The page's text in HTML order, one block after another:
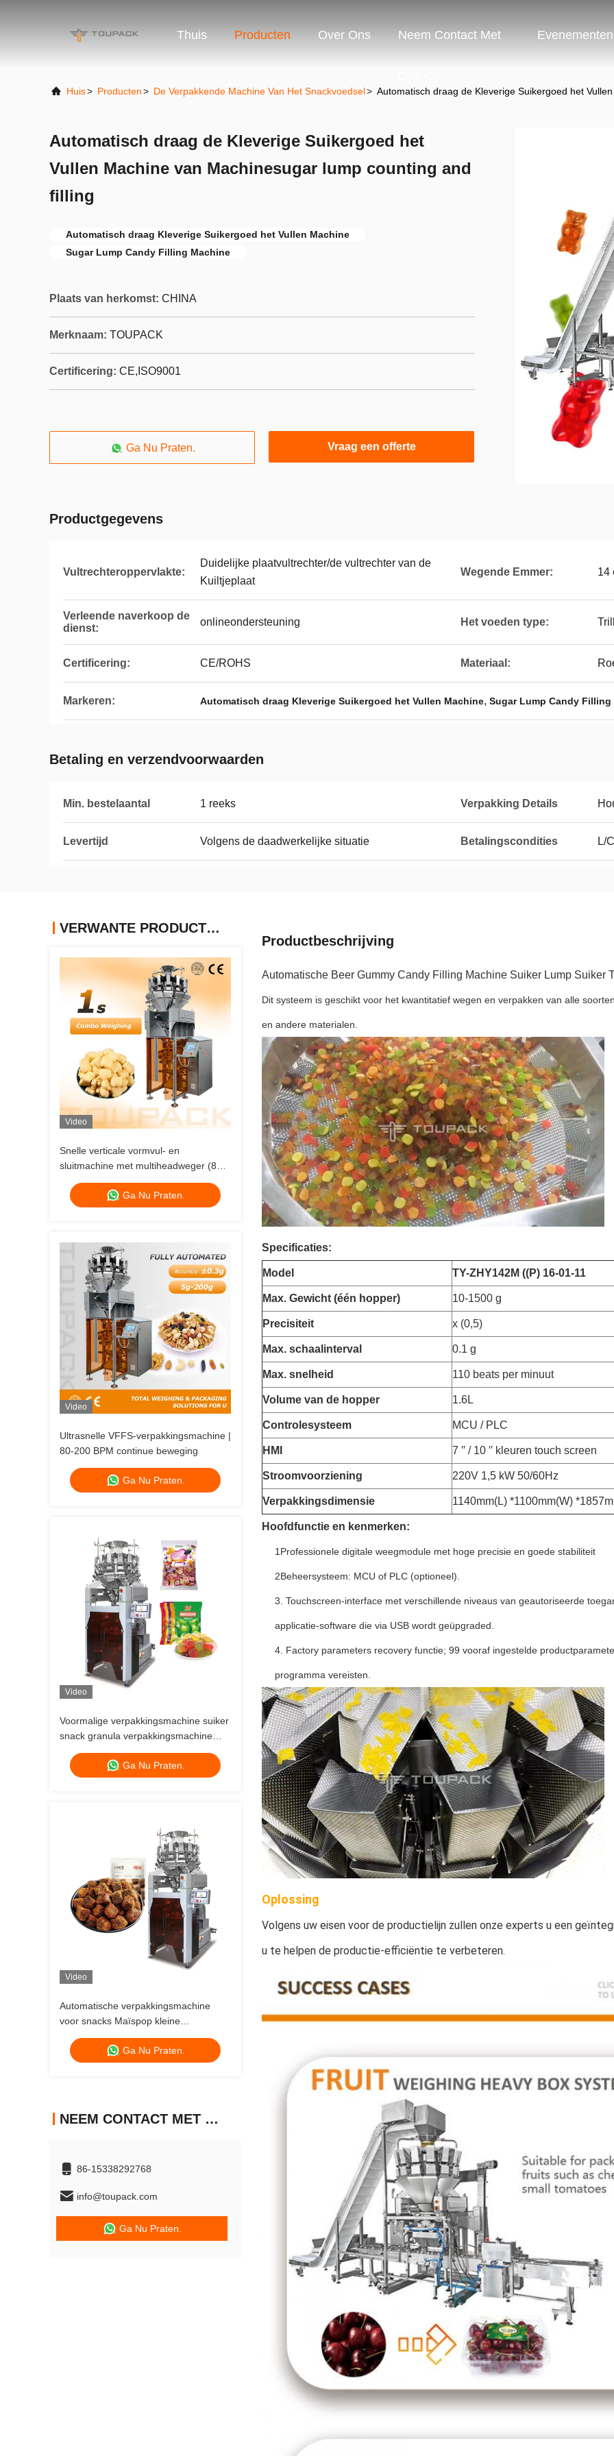
Thuis Producten Over Ons Neem Contact Met Evenementen
Huis> Producten> De Verpakkende Machine Van Het Snackvoedsel> Automatisch draag de Kleverige Suikergoed het
Automatisch draag de Kleverige Suikergoed het
Vullen Machine van Machinesugar lump counting and
filling
Automatisch draag Kleverige Suikergoed het Vullen Machine
Sugar Lump Candy Filling Machine
Plaats van herkomst: CHINA
Merknaam: TOUPACK
Certificering: CE,ISO9001
Ga Nu Praten. Vraag een offerte
Productgegevens
Vultrechteroppervlakte:
Duidelijke plaatvultrechter/de vultrechter van de
Kuiltjeplaat
Wegende Emmer: 14
Verleende naverkoop de
dienst:
onlineondersteuning Het voeden type:
Certificering: CE/ROHS Materiaal:
Markeren: Automatisch draag Kleverige Suikergoed het Vullen Machine, Sugar Lump Candy Filling
Betaling en verzendvoorwaarden
Min. bestelaantal 1 reeks Verpakking Details
Levertijd Volgens de daadwerkelijke situatie Betalingscondities L/
VERWANTE PRODUCTEN
Video
Snelle verticale vormvul- en
sluitmachine met multiheadweger (80-
200 zakken/min)
Ga Nu Praten.
Video
Ultrasnelle VFFS-verpakkingsmachine |
80-200 BPM continue beweging
Ga Nu Praten.
Video
Voormalige verpakkingsmachine suiker
snack granula verpakkingsmachine
witte bonen verpakkingsmachine
Ga Nu Praten.
Video
Automatische verpakkingsmachine
voor snacks Maïspop kleine
aardappelchips Snack Food Verticale
verpakkingsmachine voor snacks
Ga Nu Praten.
NEEM CONTACT MET ONS OP
86-15338292768
info@toupack.com
Ga Nu Praten.
Productbeschrijving
Automatische Beer Gummy Candy Filling Machine Suiker Lump Suiker
Dit systeem is geschikt voor het kwantitatief wegen en verpakken van alle
en andere materialen.
Specificaties:
Model TY-ZHY142M ((P) 16-01-11
Max. Gewicht (één hopper) 10-1500 g
Precisiteit x (0,5)
Max. schaalinterval 0.1 g
Max. snelheid 110 beats per minuut
Volume van de hopper 1.6L
Controlesysteem MCU / PLC
HMI 7 ′′ / 10 ′′ kleuren touch screen
Stroomvoorziening 220V 1,5 kW 50/60Hz
Verpakkingsdimensie 1140mm(L) *1100mm(W)
Hoofdfunctie en kenmerken:
1Professionele digitale weegmodule met hoge precisie en goede stabiliteit
2Beheersysteem: MCU of PLC (optioneel).
3. Touchscreen-interface met verschillende niveaus van geautoriseerde
applicatie-software die via USB wordt geüpgraded.
4. Factory parameters recovery functie; 99 vooraf ingestelde
programma vereisten.
Oplossing
Volgens uw eisen voor de productielijn zullen onze experts u een
u te helpen de productie-efficiëntie te verbeteren.